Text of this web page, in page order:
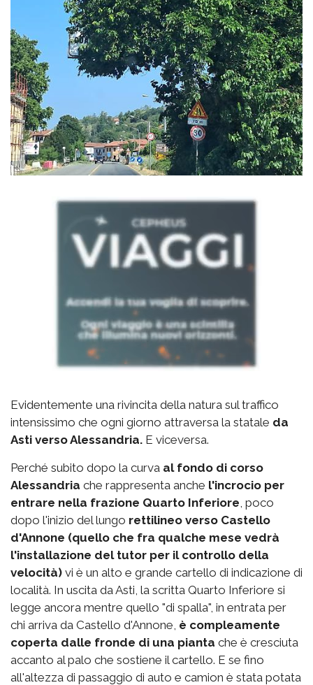
Evidentemente una rivincita della natura sul traffico
intensissimo che ogni giorno attraversa la statale da
Asti verso Alessandria. E viceversa.
Perché subito dopo la curva al fondo di corso
Alessandria che rappresenta anche l'incrocio per
entrare nella frazione Quarto Inferiore , poco
dopo l'inizio del lungo rettilineo verso Castello
d'Annone (quello che fra qualche mese vedrà
l'installazione del tutor per il controllo della
velocità) vi è un alto e grande cartello di indicazione di
località. In uscita da Asti, la scritta Quarto Inferiore si
legge ancora mentre quello "di spalla", in entrata per
chi arriva da Castello d'Annone, è compleamente
coperta dalle fronde di una pianta che è cresciuta
accanto al palo che sostiene il cartello. E se fino
all'altezza di passaggio di auto e camion è stata potata